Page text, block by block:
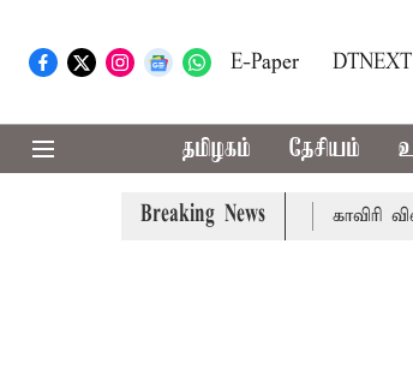
E-Paper DTNEXT
தமிழகம் தேசியம்
Breaking News
அமைச்சர் விஜய் உரை காவிரி